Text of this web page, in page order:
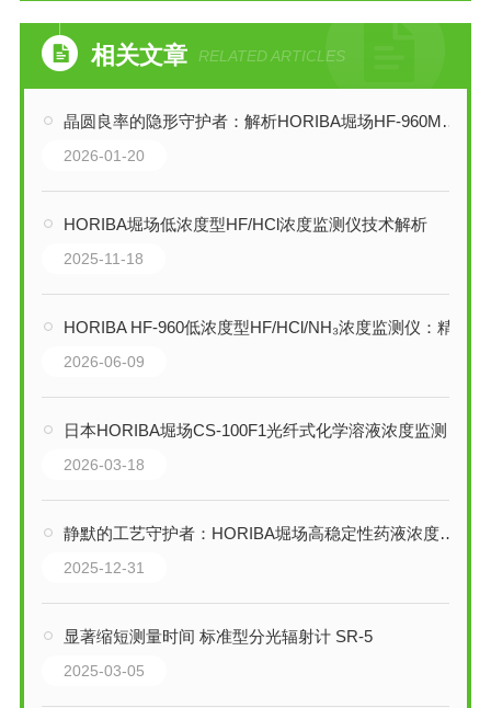
相关文章 RELATED ARTICLES
晶圆良率的隐形守护者：解析HORIBA堀场HF-960M低浓度HF/HCl浓度监测仪
2026-01-20
HORIBA堀场低浓度型HF/HCl浓度监测仪技术解析
2025-11-18
HORIBA HF-960低浓度型HF/HCl/NH₃浓度监测仪：精密化学计量核心
2026-06-09
日本HORIBA堀场CS-100F1光纤式化学溶液浓度监测仪技术解析：半导体湿法工艺
2026-03-18
静默的工艺守护者：HORIBA堀场高稳定性药液浓度监测仪技术解析
2025-12-31
显著缩短测量时间 标准型分光辐射计 SR-5
2025-03-05